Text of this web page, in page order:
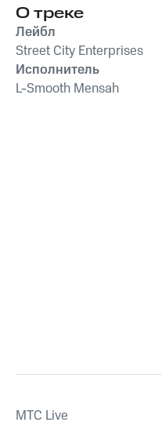
О треке
Лейбл
Street City Enterprises
Исполнитель
L-Smooth Mensah
MTС Live